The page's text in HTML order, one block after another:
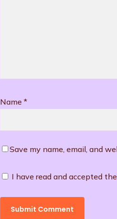
Name *
Save my name, email, and
I have read and accepted the